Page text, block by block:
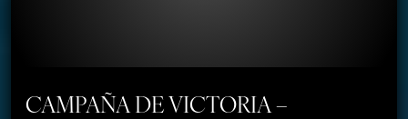
CAMPAÑA DE VICTORIA –